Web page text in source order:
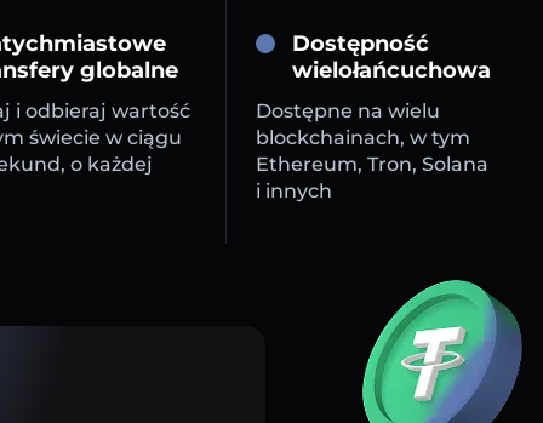
globalne
i odbieraj wartość
świecie w ciągu
o każdej
Dostępność
wielołańcuchowa
Dostępne na wielu
blockchainach, w tym
Ethereum, Tron, Solana
i innych